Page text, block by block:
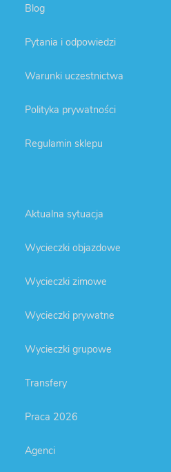
Blog
Pytania i odpowiedzi
Warunki uczestnictwa
Polityka prywatności
Regulamin sklepu
Aktualna sytuacja
Wycieczki objazdowe
Wycieczki zimowe
Wycieczki prywatne
Wycieczki grupowe
Transfery
Praca 2026
Agenci